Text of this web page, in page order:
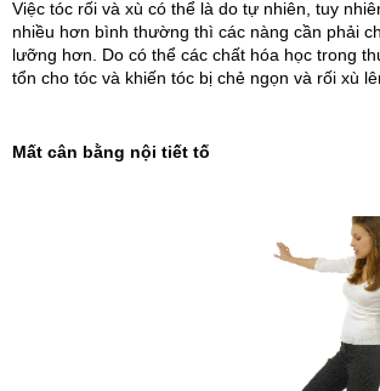
Việc tóc rối và xù có thể là do tự nhiên, tuy
nhiều hơn bình thường thì các nàng cần phải
lưỡng hơn. Do có thể các chất hóa học trong
tổn cho tóc và khiến tóc bị chẻ ngọn và rối xù
Mất cân bằng nội tiết tố